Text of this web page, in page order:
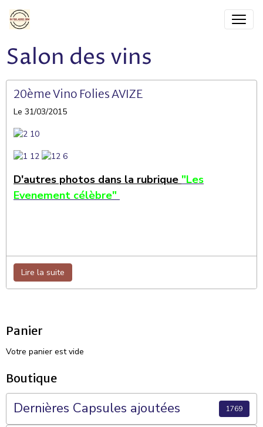
Salon des vins
20ème Vino Folies AVIZE
Le 31/03/2015
D'autres photos dans la rubrique "Les
Evenement célèbre"
Lire la suite
Panier
Votre panier est vide
Boutique
Dernières Capsules ajoutées 1769